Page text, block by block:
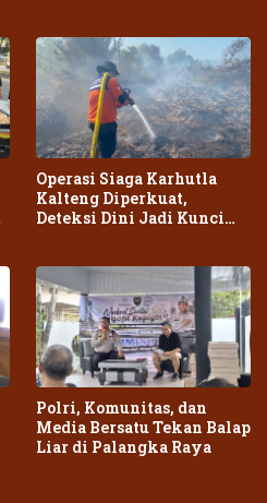
Operasi Siaga Karhutla
Kalteng Diperkuat,
Deteksi Dini Jadi Kunci
Polri, Komunitas, dan
Media Bersatu Tekan Balap
Liar di Palangka Raya